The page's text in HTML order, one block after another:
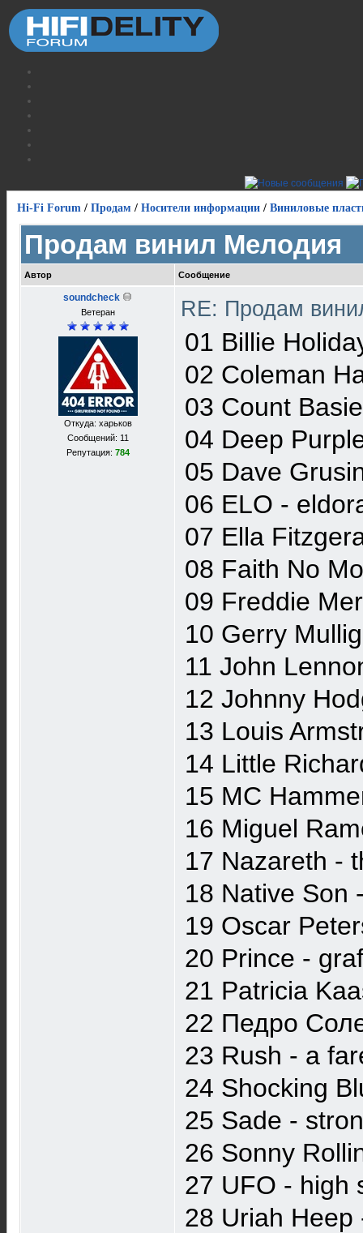
Hi-Fi Forum / Продам / Носители информации / Виниловые
Продам винил Мелодия
Автор Сообщение
soundcheck
Ветеран
Откуда: харьков
Сообщений: 11
Репутация: 784
RE: Продам
01 Billie
02 Coleman
03 Count
04 Deep
05 Dave
06 ELO -
07 Ella
08 Faith No
09 Freddie
10 Gerry
11 John
12 Johnny
13 Louis
14 Little
15 MC
16 Miguel
17 Nazareth -
18 Native Son
19 Oscar
20 Prince -
21 Patricia
22 Педро
23 Rush - a
24 Shocking
25 Sade -
26 Sonny
27 UFO - high
28 Uriah